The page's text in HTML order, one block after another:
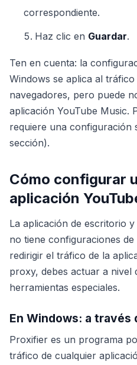
correspondiente.
Haz clic en Guardar.
Ten en cuenta: la
Windows se aplica al
navegadores, pero puede
aplicación YouTube Music.
requiere una configuración
sección).
Cómo configurar
aplicación
La aplicación de escritorio
no tiene configuraciones
redirigir el tráfico de la
proxy, debes actuar a nivel
herramientas especiales.
En Windows: a través
Proxifier es un programa
tráfico de cualquier